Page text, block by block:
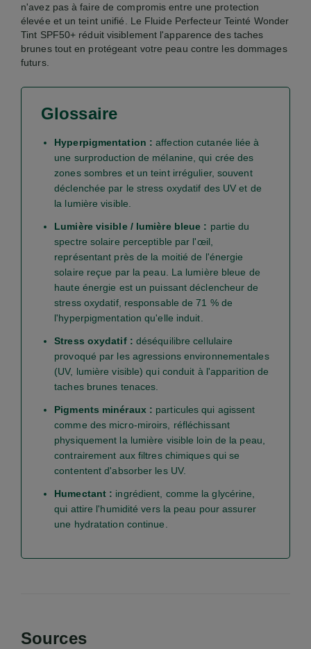
n'avez pas à faire de compromis entre une protection
élevée et un teint unifié. Le Fluide Perfecteur Teinté Wonder
Tint SPF50+ réduit visiblement l'apparence des taches
brunes tout en protégeant votre peau contre les dommages
futurs.
Glossaire
Hyperpigmentation : affection cutanée liée à
une surproduction de mélanine, qui crée des
zones sombres et un teint irrégulier, souvent
déclenchée par le stress oxydatif des UV et de
la lumière visible.
Lumière visible / lumière bleue : partie du
spectre solaire perceptible par l'œil,
représentant près de la moitié de l'énergie
solaire reçue par la peau. La lumière bleue de
haute énergie est un puissant déclencheur de
stress oxydatif, responsable de 71 % de
l'hyperpigmentation qu'elle induit.
Stress oxydatif : déséquilibre cellulaire
provoqué par les agressions environnementales
(UV, lumière visible) qui conduit à l'apparition de
taches brunes tenaces.
Pigments minéraux : particules qui agissent
comme des micro-miroirs, réfléchissant
physiquement la lumière visible loin de la peau,
contrairement aux filtres chimiques qui se
contentent d'absorber les UV.
Humectant : ingrédient, comme la glycérine,
qui attire l'humidité vers la peau pour assurer
une hydratation continue.
Sources